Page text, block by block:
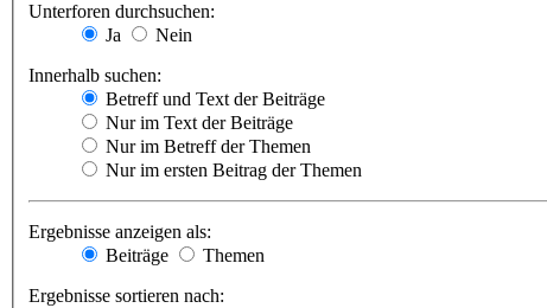
Unterforen durchsuchen:
Ja
Nein
Innerhalb suchen:
Betreff und Text der Beiträge
Nur im Text der Beiträge
Nur im Betreff der Themen
Nur im ersten Beitrag der Themen
Ergebnisse anzeigen als:
Beiträge
Themen
Ergebnisse sortieren nach: